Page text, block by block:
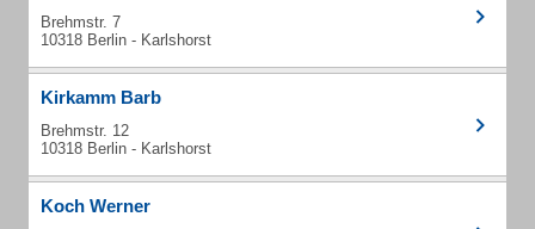
Brehmstr. 7
10318 Berlin - Karlshorst
Kirkamm Barb
Brehmstr. 12
10318 Berlin - Karlshorst
Koch Werner